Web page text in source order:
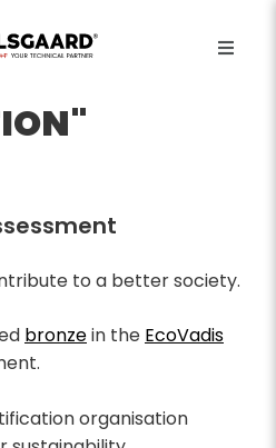
to a better society.
bronzein the EcoVadis
organisation